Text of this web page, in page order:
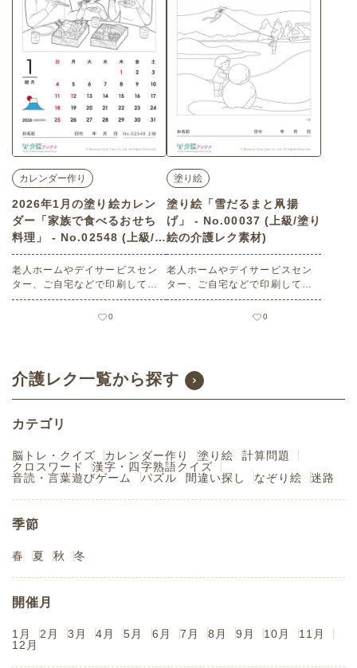
カレンダー作り
2026年1月の塗り絵カレン
ダー「家族で食べるおせち
料理」 - No.02548 (上級/カ
レンダー作りの介護レク素
材)
老人ホームやデイサービスセン
ター、ご自宅などで印刷してお
使いいただける無料の高齢者向
け介護レク素材 2026年1月の塗
ド：一月・睦月・January・１
月・御節・お節・謹賀新年
0
塗り絵
塗り絵「雪だるまと凧揚
げ」 - No.00037 (上級/塗り
絵の介護レク素材)
老人ホームやデイサービスセン
ター、ご自宅などで印刷してお
使いいただける無料の高齢者向
け介護レク素材（塗り絵・上
0
介護レク一覧から探す
カテゴリ
脳トレ・クイズ カレンダー作り 塗り絵
計算問題
クロスワード
漢字・四字熟語クイズ
音読・言葉遊びゲーム
パズル 間違い探し なぞり絵 迷路
季節
春 夏 秋 冬
開催月
1月 2月 3月 4月 5月 6月 7月 8月 9月 10月
11月
12月